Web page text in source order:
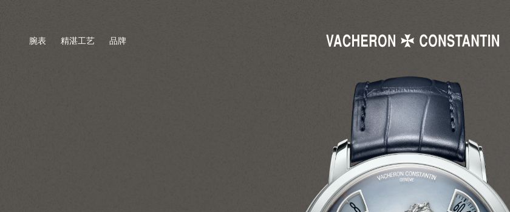
腕表 精湛工艺 品牌